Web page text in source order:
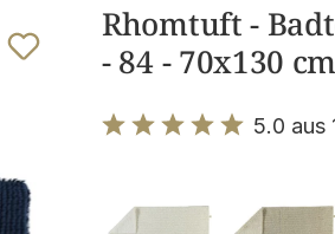
Rhomtuft -
- 84 - 70x130 cm
5.0 aus